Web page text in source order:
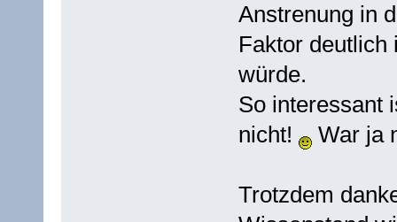
Anstrenung in
Faktor deutlich
würde.
So interessant
nicht!
War ja
Trotzdem